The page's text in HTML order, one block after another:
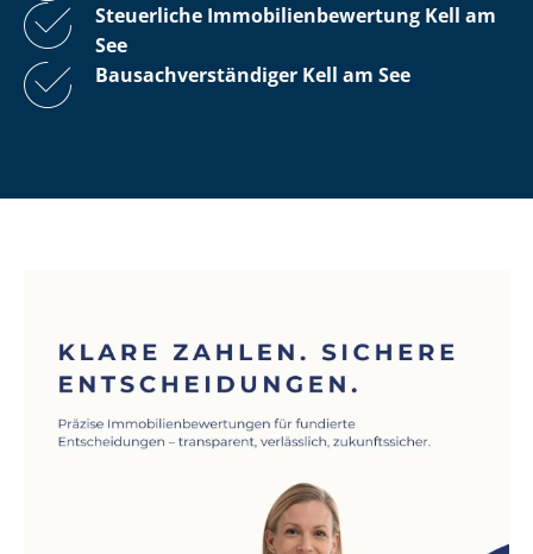
Steuerliche Im­mo­bi­li­en­be­wer­tung Kell am
See
Bau­sach­ver­stän­di­ger Kell am See